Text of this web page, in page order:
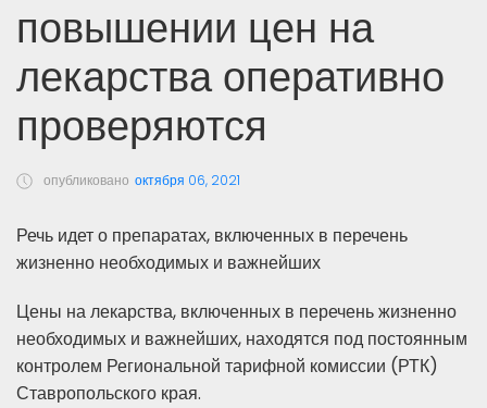
повышении цен на
лекарства оперативно
проверяются
опубликовано октября 06, 2021
Речь идет о препаратах, включенных в перечень
жизненно необходимых и важнейших
Цены на лекарства, включенных в перечень жизненно
необходимых и важнейших, находятся под постоянным
контролем Региональной тарифной комиссии (РТК)
Ставропольского края.